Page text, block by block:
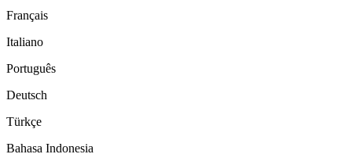
Français
Italiano
Português
Deutsch
Türkçe
Bahasa Indonesia